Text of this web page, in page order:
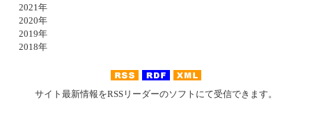
2021年
2020年
2019年
2018年
サイト最新情報をRSSリーダーのソフトにて受信できます。